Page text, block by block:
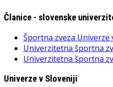
Članice - slovenske
Športna zveza Univerze
Univerzitetna športna
Univerzitetna športna
Univerze v Sloveniji